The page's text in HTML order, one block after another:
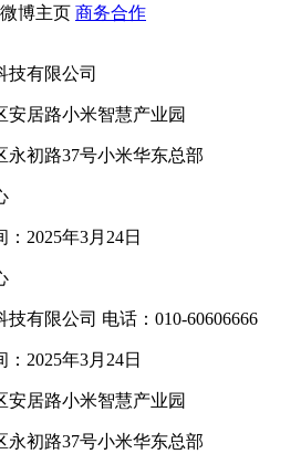
微博主页 商务合作
技有限公司
安居路小米智慧产业园
初路37号小米华东总部
2025年3月24日
有限公司 电话：010-60606666
2025年3月24日
安居路小米智慧产业园
初路37号小米华东总部